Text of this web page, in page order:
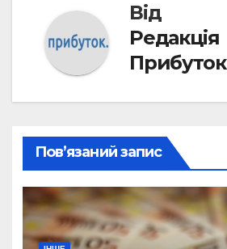
Від
Редакція
Прибуток
Пов’язаний запис